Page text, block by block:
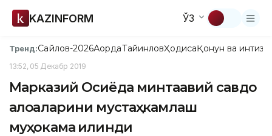
KAZINFORM ЎЗ
Тренд:Сайлов-2026АқордаТайинловҲодисаҚонун ва
13:52, 05 Декабр 2019
Марказий Осиёда минтақавий савдо
алоқаларини мустаҳкамлаш
муҳокама қилинди